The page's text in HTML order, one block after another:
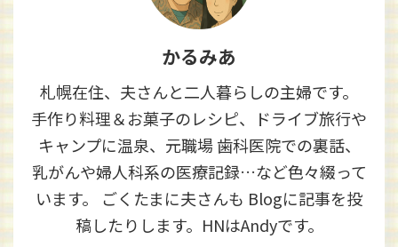
かるみあ
札幌在住、夫さんと二人暮らしの主婦です。
手作り料理＆お菓子のレシピ、ドライブ旅行や
キャンプに温泉、元職場 歯科医院での裏話、
乳がんや婦人科系の医療記録…など色々綴って
います。 ごくたまに夫さんも Blogに記事を投
稿したりします。HNはAndyです。